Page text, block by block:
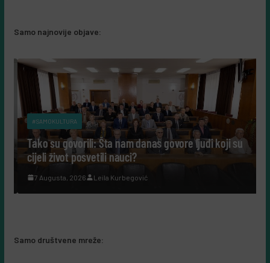
Samo najnovije objave:
#SAMOKULTURA
Tako su govorili: Šta nam danas govore ljudi koji su
cijeli život posvetili nauci?
7 Augusta, 2026 Leila Kurbegović
Samo društvene mreže: